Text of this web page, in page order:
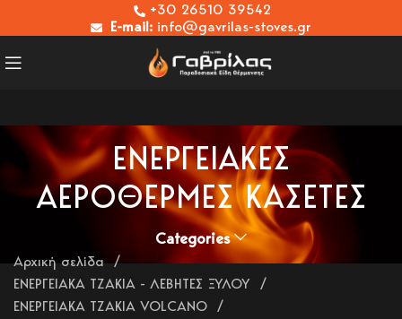
+30 26510 39542
E-mail: info@gavrilas-stoves.gr
ΕΝΕΡΓΕΙΑΚΕΣ
ΑΕΡΟΘΕΡΜΕΣ ΚΑΣΕΤΕΣ
Categories
Αρχική σελίδα
ΕΝΕΡΓΕΙΑΚΑ ΤΖΑΚΙΑ - ΛΕΒΗΤΕΣ ΞΥΛΟΥ
ΕΝΕΡΓΕΙΑΚΑ ΤΖΑΚΙΑ VOLCANO